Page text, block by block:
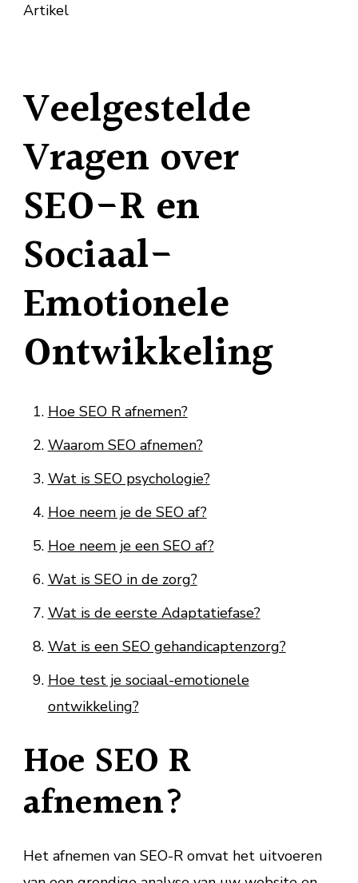
Artikel
Veelgestelde
Vragen over
SEO-R en
Sociaal-
Emotionele
Ontwikkeling
Hoe SEO R afnemen?
Waarom SEO afnemen?
Wat is SEO psychologie?
Hoe neem je de SEO af?
Hoe neem je een SEO af?
Wat is SEO in de zorg?
Wat is de eerste Adaptatiefase?
Wat is een SEO gehandicaptenzorg?
Hoe test je sociaal-emotionele
ontwikkeling?
Hoe SEO R
afnemen?
Het afnemen van SEO-R omvat het uitvoeren